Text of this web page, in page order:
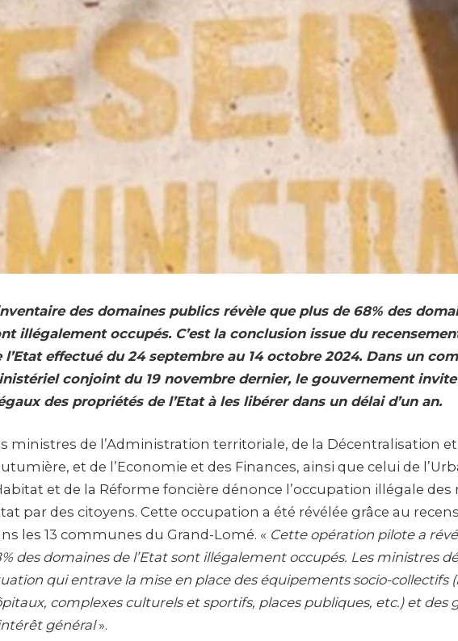
des domaines publics révèle que plus de 68% des
illégalement occupés. C’est la conclusion issue du
l’Etat effectué du 24 septembre au 14 octobre 2024. Dans un
conjoint du 19 novembre dernier, le gouvernement
des propriétés de l’Etat à les libérer dans un délai d’un an.
ministres de l’Administration territoriale, de la Décentralisation
et de l’Economie et des Finances, ainsi que celui de
et de la Réforme foncière dénonce l’occupation illégale des
par des citoyens. Cette occupation a été révélée grâce au
les 13 communes du Grand-Lomé. « Cette opération pilote a
des domaines de l’Etat sont illégalement occupés. Les ministres
qui entrave la mise en place des équipements socio-collectifs
complexes culturels et sportifs, places publiques, etc.) et des
général».